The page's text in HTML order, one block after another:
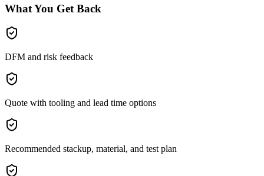
What You Get Back
DFM and risk feedback
Quote with tooling and lead time options
Recommended stackup, material, and test plan